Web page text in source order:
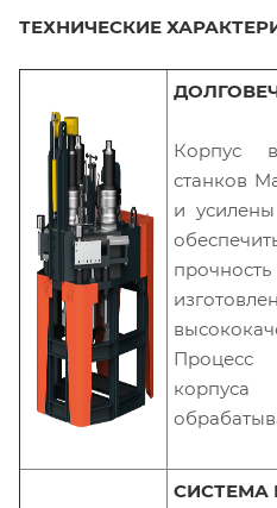
ТЕХНИЧЕСКИЕ
Корпус
станков
и
Процесс
СИСТЕМА